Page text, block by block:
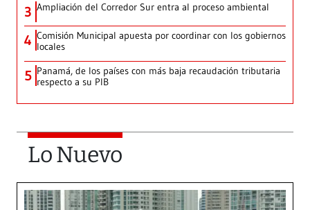
3 Ampliación del Corredor Sur entra al proceso ambiental
4 Comisión Municipal apuesta por coordinar con los gobiernos
locales
5 Panamá, de los países con más baja recaudación tributaria
respecto a su PIB
Lo Nuevo